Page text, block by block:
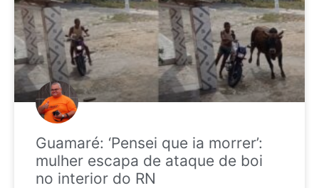
Guamaré: ‘Pensei que ia morrer’:
mulher escapa de ataque de boi
no interior do RN